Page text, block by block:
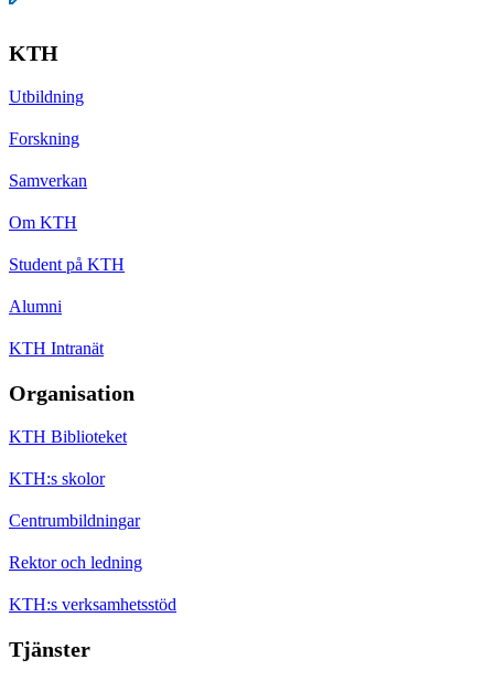
KTH
Utbildning
Forskning
Samverkan
Om KTH
Student på KTH
Alumni
KTH Intranät
Organisation
KTH Biblioteket
KTH:s skolor
Centrumbildningar
Rektor och ledning
KTH:s verksamhetsstöd
Tjänster